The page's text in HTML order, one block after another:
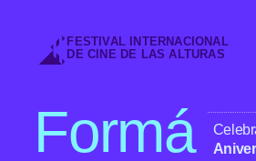
FESTIVAL INTERNACIONAL
DE CINE DE LAS ALTURAS
Formá